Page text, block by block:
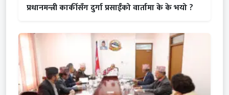
प्रधानमन्त्री कार्कीसँग दुर्गा प्रसाईंको वार्तामा के के भयो ?